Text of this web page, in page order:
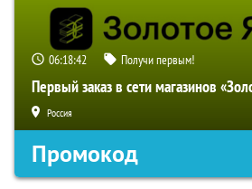
06:18:40 Получи первым!
Первый заказ в сети магазинов
Россия
Промокод